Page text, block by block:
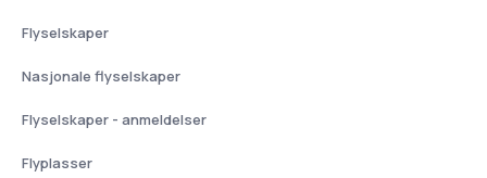
Flyselskaper
Nasjonale flyselskaper
Flyselskaper - anmeldelser
Flyplasser